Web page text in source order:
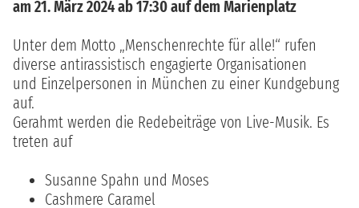
am 21. März 2024 ab 17:30 auf dem Marienplatz
Unter dem Motto „Menschenrechte für alle!“ rufen
diverse antirassistisch engagierte Organisationen
und Einzelpersonen in München zu einer Kundgebung
auf.
Gerahmt werden die Redebeiträge von Live-Musik. Es
treten auf
Susanne Spahn und Moses
Cashmere Caramel